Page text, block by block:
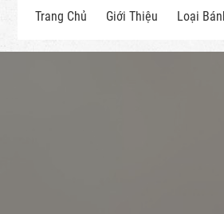
Trang Chủ Giới Thiệu Loại